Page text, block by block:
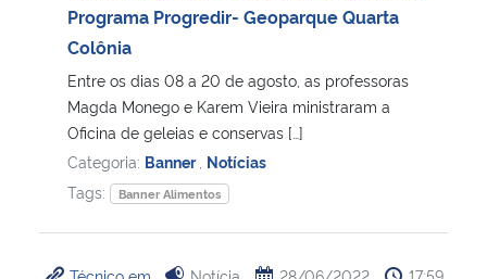
Ministério da Mulher, da Família e dos Direitos Humanos
Secretaria de Governo
Gabinete de Segurança Institucional
Programa Progredir- Geoparque Quarta
Colônia
Entre os dias 08 a 20 de agosto, as professoras
Magda Monego e Karem Vieira ministraram a
Oficina de geleias e conservas […]
Categoria: Banner Notícias
Tags:
Banner Alimentos
Técnico em Notícia 28/06/2022 17:59